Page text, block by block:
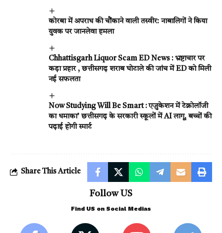
कोरबा में अपराध की चौंकाने वाली तस्वीर: नाबालिगों ने किया
युवक पर जानलेवा हमला
Chhattisgarh Liquor Scam ED News : भ्रष्टाचार पर
कड़ा प्रहार , छत्तीसगढ़ शराब घोटाले की जांच में ED को मिली
नई सफलता
Now Studying Will Be Smart : एजुकेशन में टेक्नोलॉजी
का धमाका’ छत्तीसगढ़ के सरकारी स्कूलों में AI लागू, बच्चों की
पढ़ाई होगी स्मार्ट
Share This Article
Follow US
Find US on Social Medias